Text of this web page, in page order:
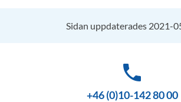
Sidan uppdaterades 2021-
phone
+46 (0)10-142 80 00